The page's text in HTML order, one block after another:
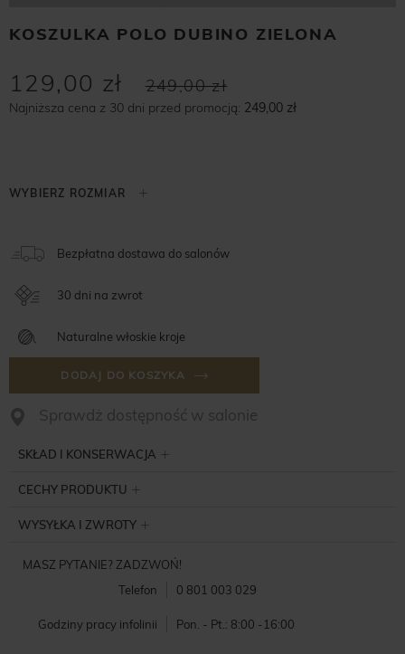
KOSZULKA POLO DUBINO ZIELONA
249,00 zł
129,00 zł
Najniższa cena z 30 dni przed promocją: 249,00 zł
Bezpłatna dostawa do salonów
30 dni na zwrot
Naturalne włoskie kroje
DODAJ DO KOSZYKA
Sprawdż dostępność w salonie
SKŁAD I KONSERWACJA
CECHY PRODUKTU
WYSYŁKA I ZWROTY
MASZ PYTANIE? ZADZWOŃ!
Telefon
0 801 003 029
Godziny pracy infolinii Pon. - Pt.: 8:00 -16:00